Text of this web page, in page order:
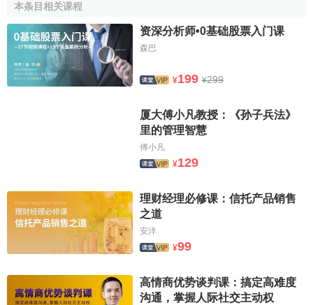
果，其有益作用已得到普遍承认，相信缔结一项专门针对版
权使用费的多边公约可发展此种成果，认为尊重各国合法利
益、尤其是尊重某些国家以尽可能广泛地接触人类智力作品
作为不断发展本国文化、科学和教育必不可少条件的特定需
要，此类问题必须解决，期望找到有效措施，旨在尽可能避
此种征税或降低其作用，达成协议如下：
1.为本公约之目的，并受本条第二、第三款规定之约
束，版权使用费系指根据首先应当支付这些使用费的缔约国
国内版权法的规定，为使用或有权使用多边版权公约所规定
法定或强制许可证或对“延续权 ”所支付的款项。
本条目相关课程
资深分析师•0基础股票入门课
森巴
¥199 ¥299
厦大傅小凡教授：《孙子兵法》
里的管理智慧
傅小凡
¥129
理财经理必修课：信托产品销售
之道
安洋
¥99
高情商优势谈判课：搞定高难度
沟通，掌握人际社交主动权